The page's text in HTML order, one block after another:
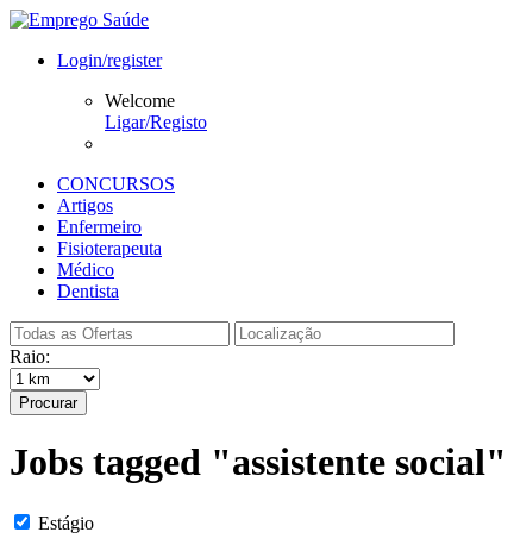
Login/register
Welcome
Ligar/Registo
CONCURSOS
Artigos
Enfermeiro
Fisioterapeuta
Médico
Dentista
Raio:
Procurar
Jobs tagged "assistente social"
Estágio